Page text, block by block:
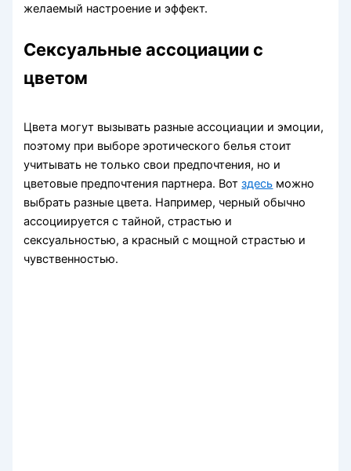
желаемый настроение и эффект.
Сексуальные ассоциации с
цветом
Цвета могут вызывать разные ассоциации и эмоции,
поэтому при выборе эротического белья стоит
учитывать не только свои предпочтения, но и
цветовые предпочтения партнера. Вотздесь можно
выбрать разные цвета. Например, черный обычно
ассоциируется с тайной, страстью и
сексуальностью, а красный с мощной страстью и
чувственностью.